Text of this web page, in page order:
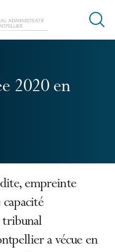
Ouvrir
2020 en
empreinte
tribunal
a vécue en